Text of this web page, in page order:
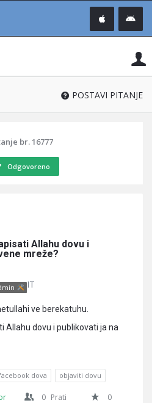
®
POSTAVI PITANJE
br. 16777
Odgovoreno
Allahu dovu i
mreže?
IT
ve berekatuhu.
Allahu dovu i publikovati ja na
dova objaviti dovu
0 Prati
0